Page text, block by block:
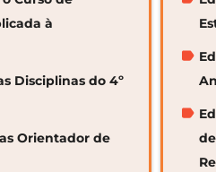
à
Disciplinas do 4º
Orientador de